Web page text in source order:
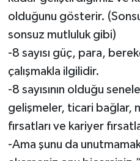
olduğunu gösterir.
sonsuz mutluluk gibi)
-8 sayısı güç, para,
çalışmakla ilgilidir.
-8 sayısının olduğu
gelişmeler, ticari bağlar,
fırsatları ve kariyer
-Ama şunu da